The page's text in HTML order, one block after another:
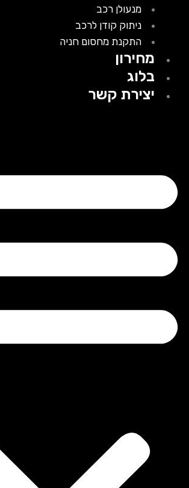
מנעולן רכב
ניתוק קודן לרכב
התקנת מחסום חניה
מחירון
בלוג
יצירת קשר